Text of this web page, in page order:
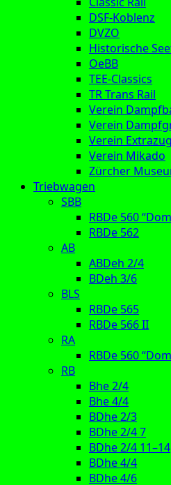
DSF-Koblenz
DVZO
Historische
OeBB
TEE-Classics
TR Trans Rail
Verein
Verein
Verein
Verein Mikado
Zürcher
Triebwagen
SBB
RBDe 560
RBDe 562
AB
ABDeh 2/4
BDeh 3/6
BLS
RBDe 565
RBDe 566 II
RA
RBDe 560
RB
Bhe 2/4
Bhe 4/4
BDhe 2/3
BDhe 2/4 7
BDhe 2/4 11–14
BDhe 4/4
BDhe 4/6